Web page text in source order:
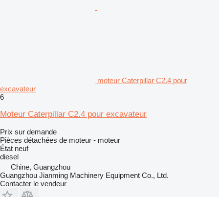
moteur Caterpillar C2.4 pour
excavateur
6
Moteur Caterpillar C2.4 pour excavateur
Prix sur demande
Pièces détachées de moteur - moteur
État neuf
diesel
Chine, Guangzhou
Guangzhou Jianming Machinery Equipment Co., Ltd.
Contacter le vendeur